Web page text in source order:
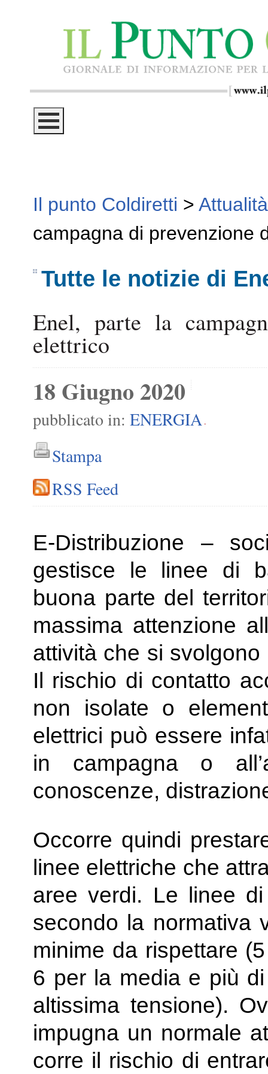
Il punto Coldiretti > Attualità
campagna di prevenzione
Tutte le notizie di
Enel, parte la
elettrico
18 Giugno 2020
pubblicato in: ENERGIA -
Stampa
RSS Feed
E-Distribuzione –
gestisce le linee di
buona parte del
massima attenzione
attività che si
Il rischio di contatto
non isolate o
elettrici può essere
in campagna o
conoscenze,
Occorre quindi
linee elettriche che
aree verdi. Le linee
secondo la normativa
minime da rispettare
6 per la media e più
altissima tensione).
impugna un normale
corre il rischio di